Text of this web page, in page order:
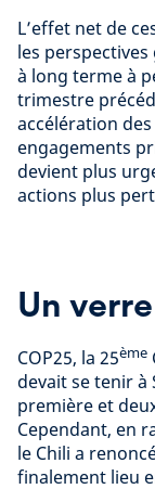
L’effet net de
les
à long terme à
trimestre
accélération
engagements
devient plus
actions plus
Un
COP25, la 25ème
devait se tenir à
première et
Cependant, en
le Chili a
finalement lieu